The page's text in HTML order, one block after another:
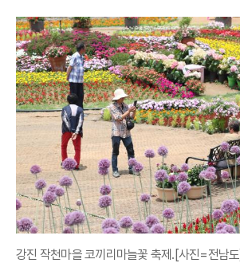
강진 작천마을 코끼리마늘꽃 축제.[사진=전남